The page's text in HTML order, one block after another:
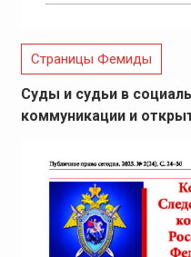
Страницы Фемиды
Суды и судьи в
коммуникации и